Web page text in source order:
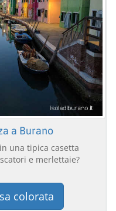
a Burano
una tipica casetta
e merlettaie?
colorata